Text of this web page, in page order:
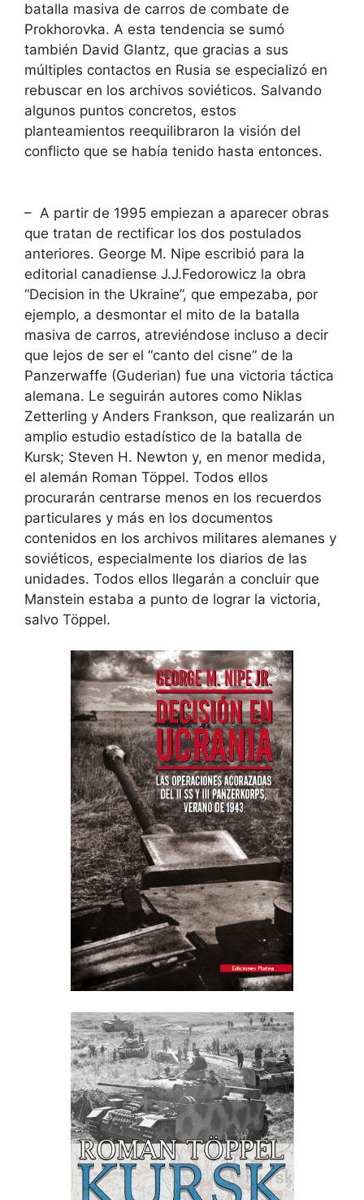
batalla masiva de carros de combate de
Prokhorovka. A esta tendencia se sumó
también David Glantz, que gracias a sus
múltiples contactos en Rusia se especializó en
rebuscar en los archivos soviéticos. Salvando
algunos puntos concretos, estos
planteamientos reequilibraron la visión del
conflicto que se había tenido hasta entonces.
– A partir de 1995 empiezan a aparecer obras
que tratan de rectificar los dos postulados
anteriores. George M. Nipe escribió para la
editorial canadiense J.J.Fedorowicz la obra
“Decision in the Ukraine”, que empezaba, por
ejemplo, a desmontar el mito de la batalla
masiva de carros, atreviéndose incluso a decir
que lejos de ser el “canto del cisne” de la
Panzerwaffe (Guderian) fue una victoria táctica
alemana. Le seguirán autores como Niklas
Zetterling y Anders Frankson, que realizarán un
amplio estudio estadístico de la batalla de
Kursk; Steven H. Newton y, en menor medida,
el alemán Roman Töppel. Todos ellos
procurarán centrarse menos en los recuerdos
particulares y más en los documentos
contenidos en los archivos militares alemanes y
soviéticos, especialmente los diarios de las
unidades. Todos ellos llegarán a concluir que
Manstein estaba a punto de lograr la victoria,
salvo Töppel.